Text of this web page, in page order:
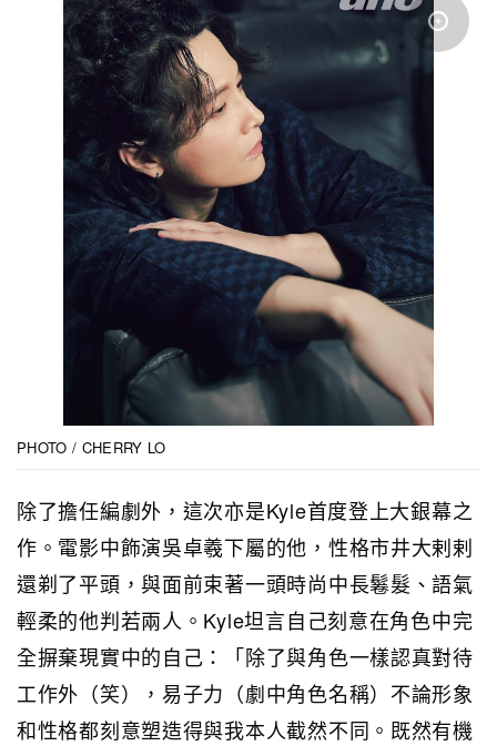
PHOTO / CHERRY LO
除了擔任編劇外，這次亦是Kyle首度登上大銀幕之
作。電影中飾演吳卓羲下屬的他，性格市井大剌剌
還剃了平頭，與面前束著一頭時尚中長鬈髮、語氣
輕柔的他判若兩人。Kyle坦言自己刻意在角色中完
全摒棄現實中的自己：「除了與角色一樣認真對待
工作外（笑），易子力（劇中角色名稱）不論形象
和性格都刻意塑造得與我本人截然不同。既然有機